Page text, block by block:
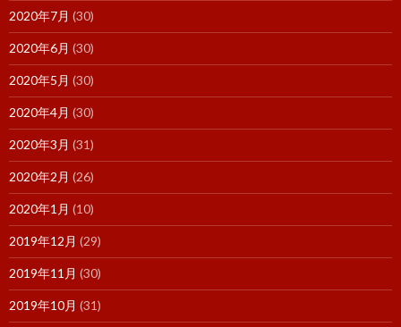
2020年7月 (30)
2020年6月 (30)
2020年5月 (30)
2020年4月 (30)
2020年3月 (31)
2020年2月 (26)
2020年1月 (10)
2019年12月 (29)
2019年11月 (30)
2019年10月 (31)